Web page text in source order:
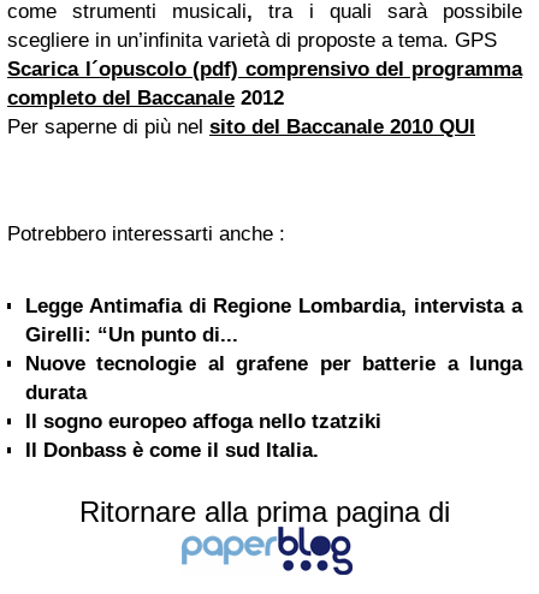
come strumenti musicali,
tra i quali sarà possibile
scegliere in un’infinita varietà di proposte a tema. GPS
Scarica l´opuscolo (pdf) comprensivo del programma
completo del Baccanale 2012
Per saperne di più nel sito del Baccanale 2010 QUI
Potrebbero interessarti anche :
Legge Antimafia di Regione Lombardia, intervista a
Girelli: “Un punto di...
Nuove tecnologie al grafene per batterie a lunga
durata
Il sogno europeo affoga nello tzatziki
Il Donbass è come il sud Italia.
Ritornare alla prima pagina di